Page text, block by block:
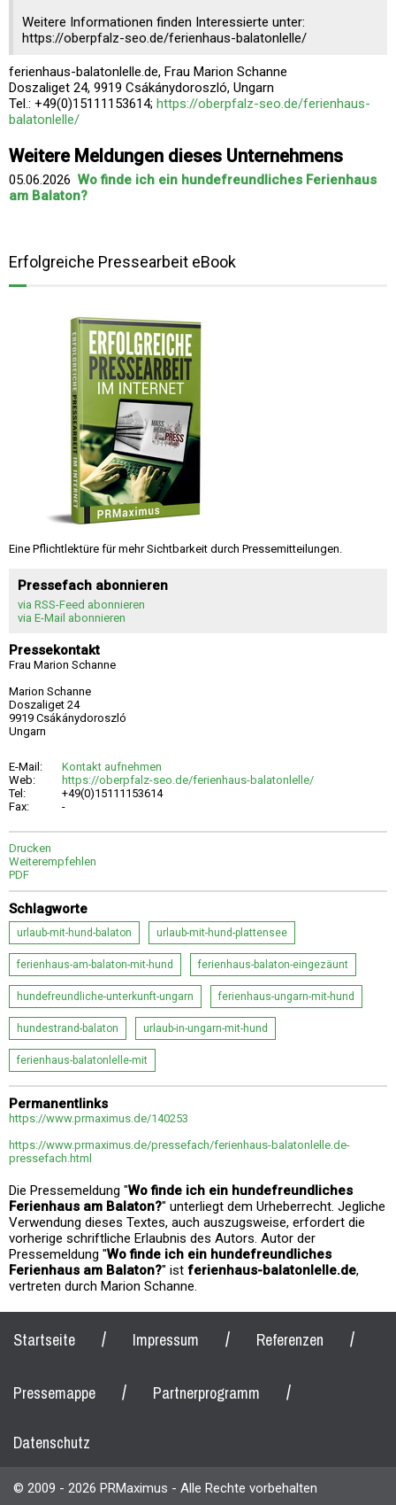
Weitere Informationen finden Interessierte unter:
https://oberpfalz-seo.de/ferienhaus-balatonlelle/
ferienhaus-balatonlelle.de, Frau Marion Schanne
Doszaliget 24, 9919 Csákánydoroszló, Ungarn
Tel.: +49(0)15111153614; https://oberpfalz-seo.de/ferienhaus-
balatonlelle/
Weitere Meldungen dieses Unternehmens
05.06.2026 Wo finde ich ein hundefreundliches Ferienhaus
am Balaton?
Erfolgreiche Pressearbeit eBook
Eine Pflichtlektüre für mehr Sichtbarkeit durch Pressemitteilungen.
Pressefach abonnieren
via RSS-Feed abonnieren
via E-Mail abonnieren
Pressekontakt
Frau Marion Schanne
Marion Schanne
Doszaliget 24
9919 Csákánydoroszló
Ungarn
E-Mail:
Kontakt aufnehmen
Web:
https://oberpfalz-seo.de/ferienhaus-balatonlelle/
Tel:
+49(0)15111153614
Fax:
-
Drucken
Weiterempfehlen
PDF
Schlagworte
urlaub-mit-hund-balaton urlaub-mit-hund-plattensee
ferienhaus-am-balaton-mit-hund ferienhaus-balaton-eingezäunt
hundefreundliche-unterkunft-ungarn ferienhaus-ungarn-mit-hund
hundestrand-balaton urlaub-in-ungarn-mit-hund
ferienhaus-balatonlelle-mit
Permanentlinks
https://www.prmaximus.de/140253
https://www.prmaximus.de/pressefach/ferienhaus-balatonlelle.de-
pressefach.html
Die Pressemeldung "Wo finde ich ein hundefreundliches
Ferienhaus am Balaton?" unterliegt dem Urheberrecht. Jegliche
Verwendung dieses Textes, auch auszugsweise, erfordert die
vorherige schriftliche Erlaubnis des Autors. Autor der
Pressemeldung "Wo finde ich ein hundefreundliches
Ferienhaus am Balaton?" ist ferienhaus-balatonlelle.de,
vertreten durch Marion Schanne.
Startseite / Impressum / Referenzen /
Pressemappe / Partnerprogramm /
Datenschutz
© 2009 - 2026 PRMaximus - Alle Rechte vorbehalten